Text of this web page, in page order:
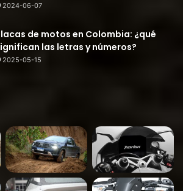
2024-06-07
de motos en Colombia: ¿qué
las letras y números?
2025-05-15